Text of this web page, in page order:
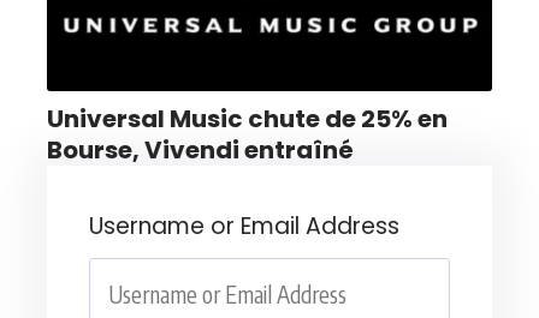
Universal Music chute de 25% en
Bourse, Vivendi entraîné
Username or Email Address